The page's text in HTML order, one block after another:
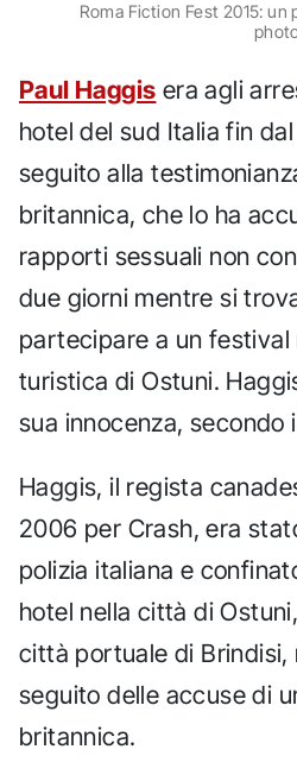
Roma Fiction Fest 2015: un
Paul Haggis era agli
hotel del sud Italia fin
seguito alla
britannica, che lo ha
rapporti sessuali non
due giorni mentre si
partecipare a un festival
turistica di Ostuni.
sua innocenza, secondo
Haggis, il regista
2006 per Crash, era
polizia italiana e
hotel nella città di
città portuale di Brindisi,
seguito delle accuse di
britannica.